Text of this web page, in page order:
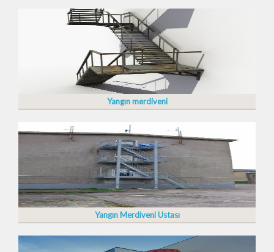
Yangın merdiveni
Yangın Merdiveni Ustası